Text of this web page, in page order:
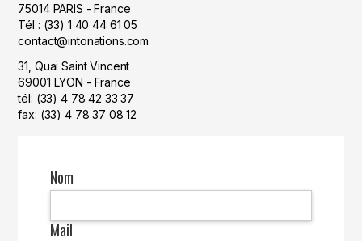
75014 PARIS - France
Tél : (33) 1 40 44 61 05
contact@intonations.com
31, Quai Saint Vincent
69001 LYON - France
tél: (33) 4 78 42 33 37
fax: (33) 4 78 37 08 12
Nom
Mail